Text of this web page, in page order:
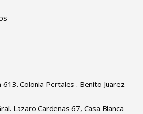
613. Colonia Portales . Benito Juarez
Lazaro Cardenas 67, Casa Blanca